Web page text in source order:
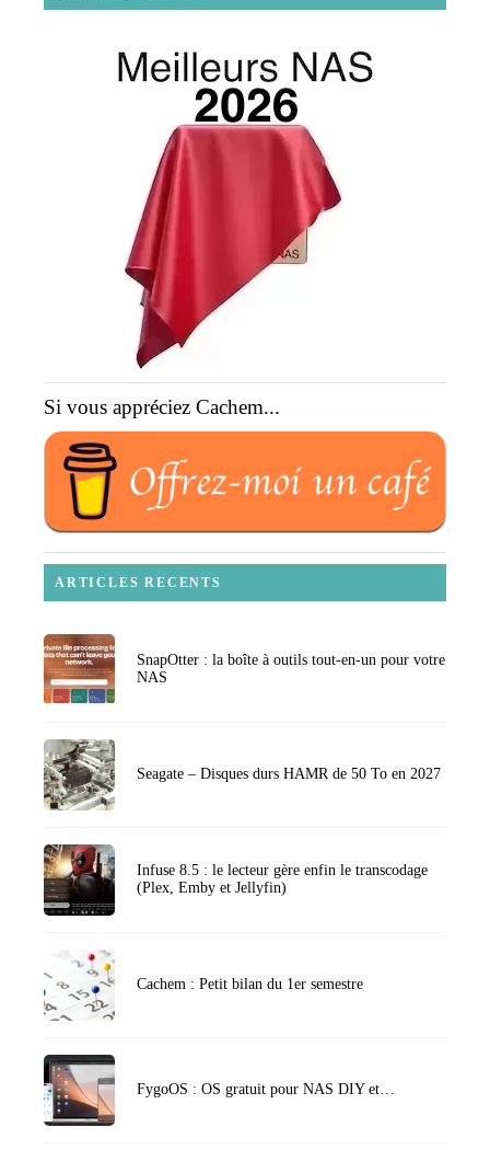
Si vous appréciez Cachem...
ARTICLES RECENTS
SnapOtter : la boîte à outils tout-en-un pour votre
NAS
Seagate – Disques durs HAMR de 50 To en 2027
Infuse 8.5 : le lecteur gère enfin le transcodage
(Plex, Emby et Jellyfin)
Cachem : Petit bilan du 1er semestre
FygoOS : OS gratuit pour NAS DIY et…